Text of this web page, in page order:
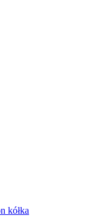
kółka